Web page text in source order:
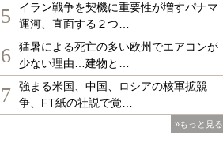
5
イラン戦争を契機に重要性が増すパナマ
運河、直面する２つ…
6
猛暑による死亡の多い欧州でエアコンが
少ない理由…建物と…
7
強まる米国、中国、ロシアの核軍拡競
争、FT紙の社説で覚…
»もっと見る